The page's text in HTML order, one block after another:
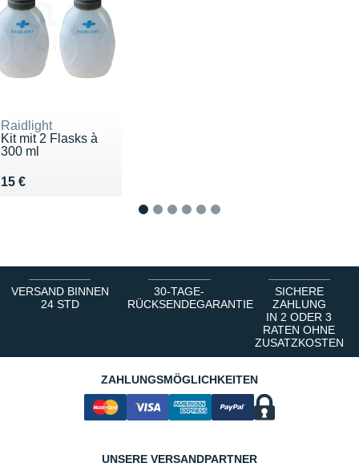
Raidlight
Kit mit 2 Flasks à
300 ml
15 €
Vendu 15 €
VERSAND BINNEN
24 STD
30-TAGE-
RÜCKSENDEGARANTIE
SICHERE
ZAHLUNG
IN 2 ODER 3
RATEN OHNE
ZUSATZKOSTEN
ZAHLUNGSMÖGLICHKEITEN
UNSERE VERSANDPARTNER